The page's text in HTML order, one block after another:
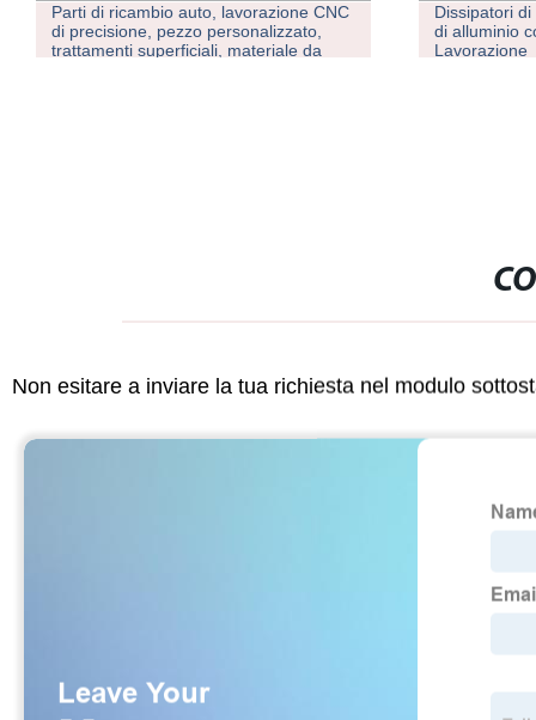
Parti di ricambio auto, lavorazione CNC
di precisione, pezzo personalizzato,
trattamenti superficiali, materiale da
Dissipatori
di alluminio
Lavorazione
Non esitare a inviare la tua richiesta nel modulo